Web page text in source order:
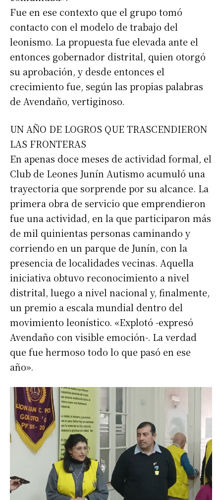
Fue en ese contexto que el grupo tomó
contacto con el modelo de trabajo del
leonismo. La propuesta fue elevada ante el
entonces gobernador distrital, quien otorgó
su aprobación, y desde entonces el
crecimiento fue, según las propias palabras
de Avendaño, vertiginoso.
UN AÑO DE LOGROS QUE TRASCENDIERON
LAS FRONTERAS
En apenas doce meses de actividad formal, el
Club de Leones Junín Autismo acumuló una
trayectoria que sorprende por su alcance. La
primera obra de servicio que emprendieron
fue una actividad, en la que participaron más
de mil quinientas personas caminando y
corriendo en un parque de Junín, con la
presencia de localidades vecinas. Aquella
iniciativa obtuvo reconocimiento a nivel
distrital, luego a nivel nacional y, finalmente,
un premio a escala mundial dentro del
movimiento leonístico. «Explotó -expresó
Avendaño con visible emoción-. La verdad
que fue hermoso todo lo que pasó en ese
año».